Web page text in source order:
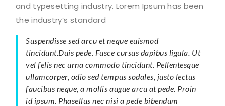
and typesetting industry. Lorem Ipsum has been
the industry’s standard
Suspendisse sed arcu et neque euismod
tincidunt.Duis pede. Fusce cursus dapibus ligula. Ut
vel felis nec urna commodo tincidunt. Pellentesque
ullamcorper, odio sed tempus sodales, justo lectus
faucibus neque, a mollis augue arcu at pede. Proin
id ipsum. Phasellus nec nisi a pede bibendum